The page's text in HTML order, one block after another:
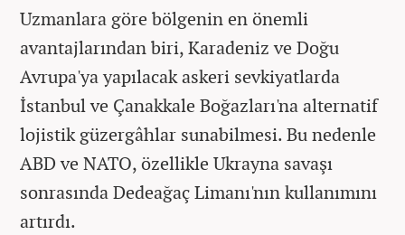
Uzmanlara göre bölgenin en önemli
avantajlarından biri, Karadeniz ve Doğu
Avrupa'ya yapılacak askeri sevkiyatlarda
İstanbul ve Çanakkale Boğazları'na alternatif
lojistik güzergâhlar sunabilmesi. Bu nedenle
ABD ve NATO, özellikle Ukrayna savaşı
sonrasında Dedeağaç Limanı'nın kullanımını
artırdı.